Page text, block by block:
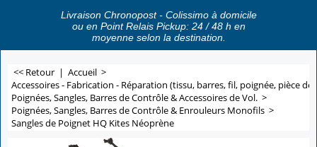
Livraison Chronopost - Colissimo à domicile
ou en Point Relais Pickup: 24 / 48 h en
moyenne selon la destination.
<< Retour | Accueil >
Accessoires - Fabrication - Réparation (tissu, barres, fil, poignée, pièce de
Poignées, Sangles, Barres de Contrôle & Accessoires de Vol. >
Poignées, Sangles, Barres de Contrôle & Enrouleurs Monofils >
Sangles de Poignet HQ Kites Néoprène